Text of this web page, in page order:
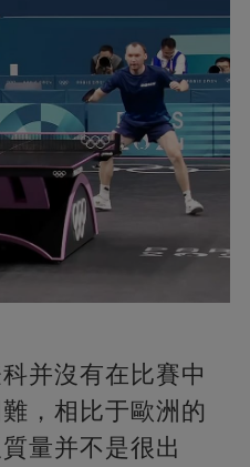
并沒有在比賽中
，相比于歐洲的
量并不是很出